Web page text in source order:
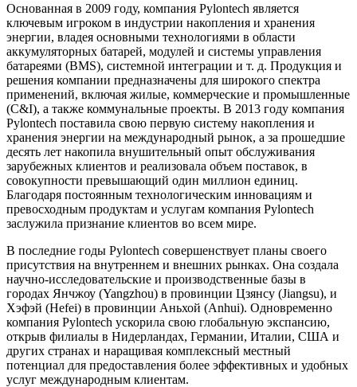
Основанная в 2009 году, компания Pylontech является
ключевым игроком в индустрии накопления и хранения
энергии, владея основными технологиями в области
аккумуляторных батарей, модулей и системы управления
батареями (BMS), системной интеграции и т. д. Продукция и
решения компании предназначены для широкого спектра
применений, включая жилые, коммерческие и промышленные
(C&I), а также коммунальные проекты. В 2013 году компания
Pylontech поставила свою первую систему накопления и
хранения энергии на международный рынок, а за прошедшие
десять лет накопила внушительный опыт обслуживания
зарубежных клиентов и реализовала объем поставок, в
совокупности превышающий один миллион единиц.
Благодаря постоянным технологическим инновациям и
превосходным продуктам и услугам компания Pylontech
заслужила признание клиентов во всем мире.
В последние годы Pylontech совершенствует планы своего
присутствия на внутреннем и внешних рынках. Она создала
научно-исследовательские и производственные базы в
городах Янчжоу (Yangzhou) в провинции Цзянсу (Jiangsu), и
Хэфэй (Hefei) в провинции Аньхой (Anhui). Одновременно
компания Pylontech ускорила свою глобальную экспансию,
открыв филиалы в Нидерландах, Германии, Италии, США и
других странах и наращивая комплексный местный
потенциал для предоставления более эффективных и удобных
услуг международным клиентам.